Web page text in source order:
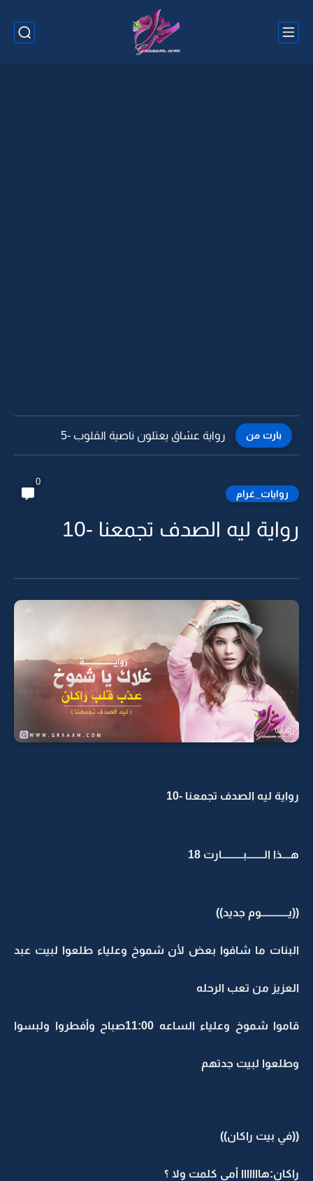
بارت من رواية عشاق يعتلون ناصية القلوب -4
روايات_غرام
0
رواية ليه الصدف تجمعنا -10
رواية ليه الصدف تجمعنا -10
هــــذا الــــــــبــــــــــارت 18
((يـــــــــــــوم جديد))
البنات ما شافوا بعض لأن شموخ وعلياء طلعوا لبيت عبد
العزيز من تعب الرحله
قاموا شموخ وعلياء الساعه 11:00صباح وأفطروا ولبسوا
وطلعوا لبيت جدتهم
((في بيت راكان))
راكان:هااااااا أمي كلمت ولا ؟